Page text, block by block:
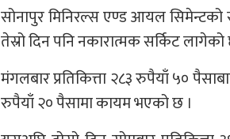
सोनापुर मिनिरल्स एण्ड आयल
तेस्रो दिन पनि नकारात्मक सर्किट लागेको
मंगलबार प्रतिकित्ता २८३ रुपैयाँ ५०
रुपैयाँ २० पैसामा कायम भएको छ ।